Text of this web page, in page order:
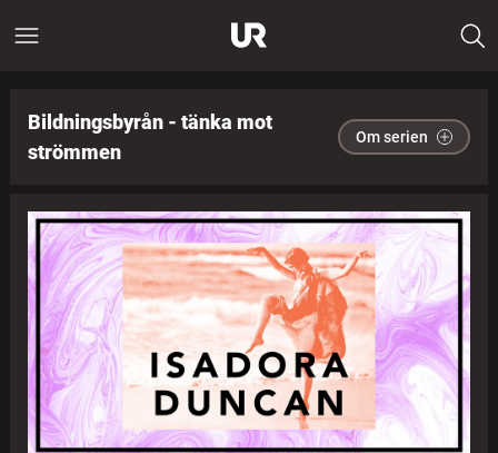
Bildningsbyrån - tänka mot
strömmen
Om serien